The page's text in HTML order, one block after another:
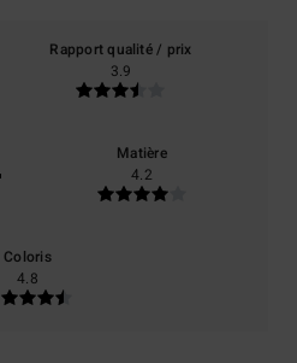
Rapport qualité / prix
3.9
Matière
4.2
Coloris
4.8